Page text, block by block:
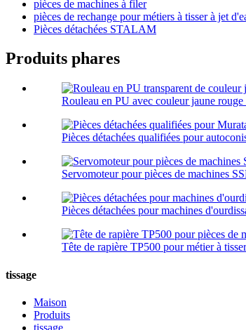
pièces de machines à filer
pièces de rechange pour métiers à tisser à jet
Pièces détachées STALAM
Produits phares
Rouleau en PU avec couleur jaune rouge
Pièces détachées qualifiées pour
Servomoteur pour pièces de machines
Pièces détachées pour machines
Tête de rapière TP500 pour métier à
tissage
Maison
Produits
tissage